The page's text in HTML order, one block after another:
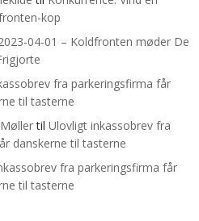
kop
04-01 – Koldfronten møder De
fra parkeringsfirma får
til tasterne
til Ulovligt inkassobrev fra
danskerne til tasterne
fra parkeringsfirma får
til tasterne